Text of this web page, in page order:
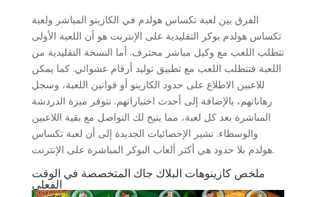
الفرق بين لعبة تكساس هولدم في الكازينو المباشر ولعبة
تكساس هولدم بوكر التقليدية على الإنترنت هو أن اللعبة الأولى
تتطلب اللعب مع وكيل مباشر محترف. أما النسخة التقليدية من
اللعبة فتتطلب اللعب مع تطبيق توليد أرقام عشوائي. كما يمكن
للاعبين الاطلاع على حدود الكازينو أو قوانين اللعبة، وسجل
رهاناتهم، بالإضافة إلى أحدث اختياراتهم. تتوفر ميزة الدردشة
المباشرة بعد كل لعبة، مما يتيح لك التواصل مع بقية اللاعبين
والوسطاء. تشير الإحصائيات الجديدة إلى أن لعبة تكساس
هولدم بلا حدود هي أكثر ألعاب البوكر المباشرة على الإنترنت.
ملخص كازينوهات البلاك جاك المتخصصة في الوقت
الفعلي